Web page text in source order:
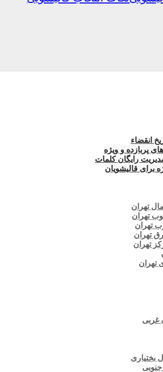
انقضاء
پربازده و ویژه
رایگان کلمات
برای قالیشویان
تهران
تهران
تهران
تهران
تهران
تهران
غربی
بختیاری